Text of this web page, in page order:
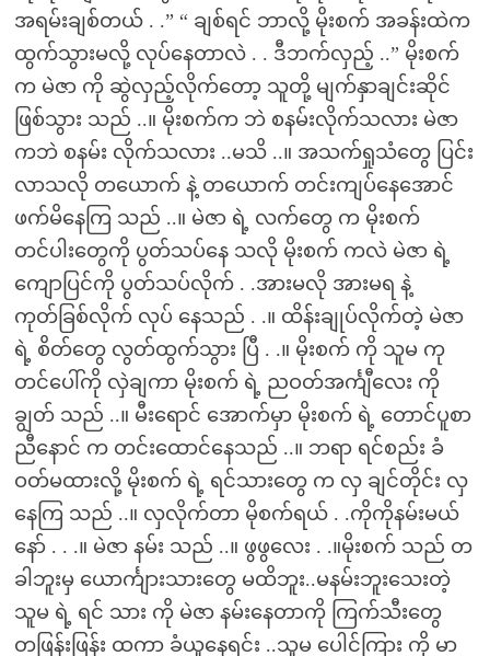
အရမ်းချစ်တယ် . .” “ ချစ်ရင် ဘာလို့ မိုးစက် အခန်းထဲက
ထွက်သွားမလို့ လုပ်နေတာလဲ . . ဒီဘက်လှည့် ..” မိုးစက်
က မဲဇာ ကို ဆွဲလှည့်လိုက်တော့ သူတို့ မျက်နှာချင်းဆိုင်
ဖြစ်သွား သည် ..။ မိုးစက်က ဘဲ စနမ်းလိုက်သလား မဲဇာ
ကဘဲ စနမ်း လိုက်သလား ..မသိ ..။ အသက်ရှုသံတွေ ပြင်း
လာသလို တယောက် နဲ့ တယောက် တင်းကျပ်နေအောင်
ဖက်မိနေကြ သည် ..။ မဲဇာ ရဲ့ လက်တွေ က မိုးစက်
တင်ပါးတွေကို ပွတ်သပ်နေ သလို မိုးစက် ကလဲ မဲဇာ ရဲ့
ကျောပြင်ကို ပွတ်သပ်လိုက် . .အားမလို အားမရ နဲ့
ကုတ်ခြစ်လိုက် လုပ် နေသည် . .။ ထိန်းချုပ်လိုက်တဲ့ မဲဇာ
ရဲ့ စိတ်တွေ လွတ်ထွက်သွား ပြီ . .။ မိုးစက် ကို သူမ ကု
တင်ပေါ်ကို လှဲချကာ မိုးစက် ရဲ့ ညဝတ်အင်္ကျီလေး ကို
ချွတ် သည် ..။ မီးရောင် အောက်မှာ မိုးစက် ရဲ့ တောင်ပူစာ
ညီနောင် က တင်းထောင်နေသည် ..။ ဘရာ ရင်စည်း ခံ
ဝတ်မထားလို့ မိုးစက် ရဲ့ ရင်သားတွေ က လှ ချင်တိုင်း လှ
နေကြ သည် ..။ လှလိုက်တာ မိုစက်ရယ် . .ကိုကိုနမ်းမယ်
နော် . . .။ မဲဇာ နမ်း သည် ..။ ဖွဖွလေး . .။မိုးစက် သည် တ
ခါဘူးမှ ယောင်္ကျားသားတွေ မထိဘူး..မနမ်းဘူးသေးတဲ့
သူမ ရဲ့ ရင် သား ကို မဲဇာ နမ်းနေတာကို ကြက်သီးတွေ
တဖြန်းဖြန်း ထကာ ခံယူနေရင်း ..သူမ ပေါင်ကြား ကို မာ